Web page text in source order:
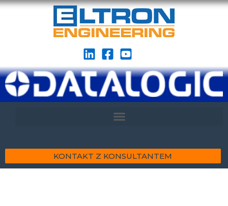
KONTAKT Z KONSULTANTEM